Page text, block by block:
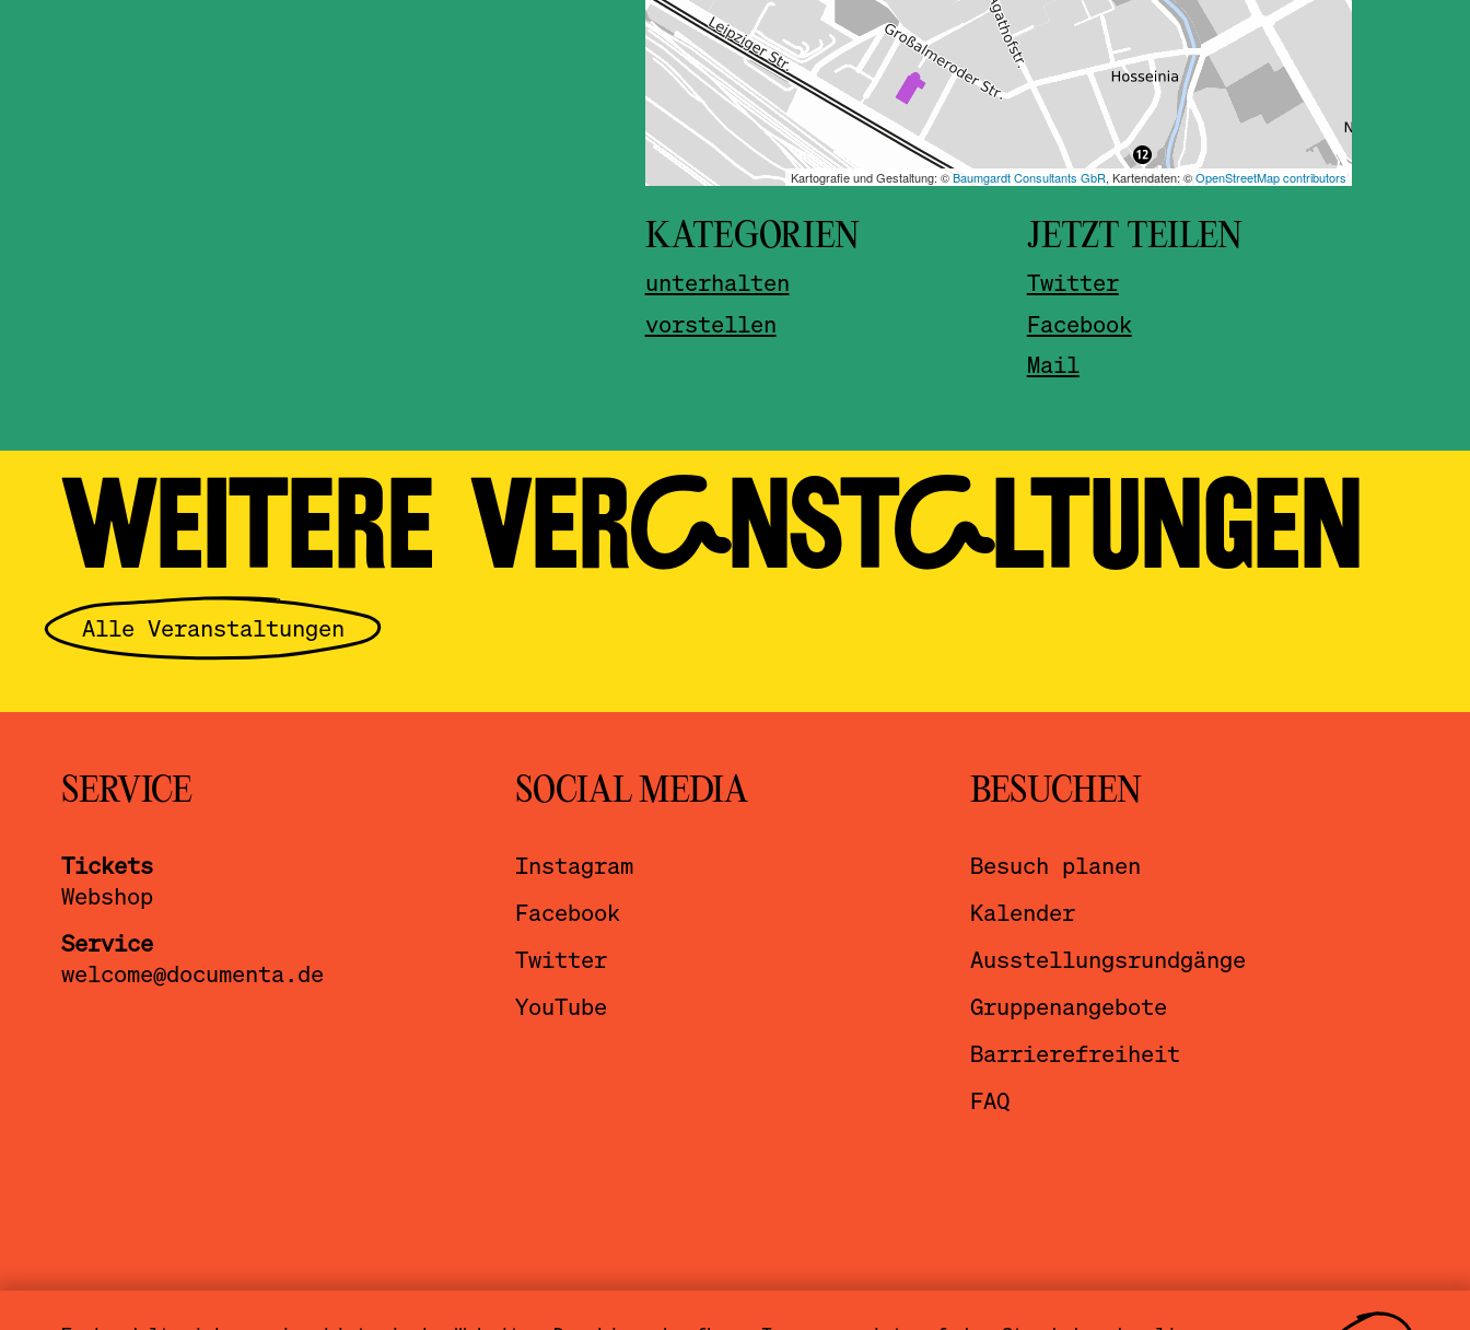
KATEGORIEN
unterhalten
vorstellen
JETZT TEILEN
Twitter
Facebook
Mail
WEITERE VERAN­STALTUNGEN
Alle Veranstaltungen
SERVICE
Tickets
Webshop
Service
welcome@documenta.de
SOCIAL MEDIA
Instagram
Facebook
Twitter
YouTube
BESUCHEN
Besuch planen
Kalender
Ausstellungsrundgänge
Gruppenangebote
Barrierefreiheit
FAQ